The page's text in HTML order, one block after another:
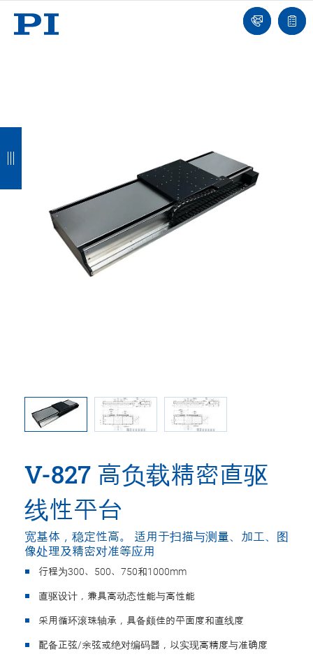
联
系
报
价
们
V-827 高负载精密直驱
线性平台
宽基体，稳定性高。 适用于扫描与测量、加工、图
像处理及精密对准等应用
行程为300、500、750和1000mm
直驱设计，兼具高动态性能与高性能
采用循环滚珠轴承，具备颇佳的平面度和直线度
配备正弦/余弦或绝对编码器，以实现高精度与准确度